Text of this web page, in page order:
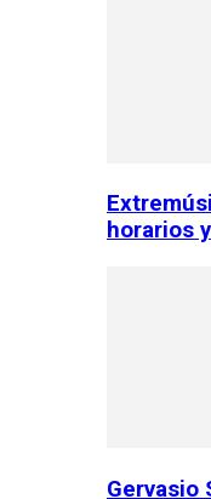
horarios
Gervasio